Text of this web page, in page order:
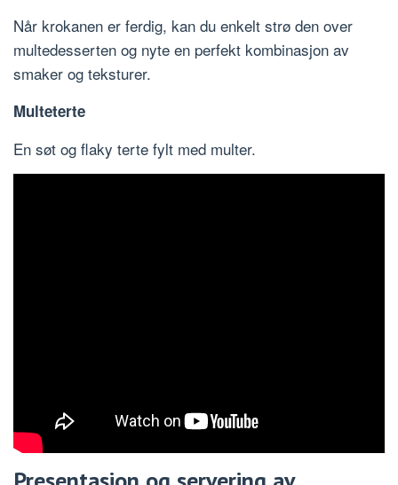
Når krokanen er ferdig, kan du enkelt strø den over
multedesserten og nyte en perfekt kombinasjon av
smaker og teksturer.
Multeterte
En søt og flaky terte fylt med multer.